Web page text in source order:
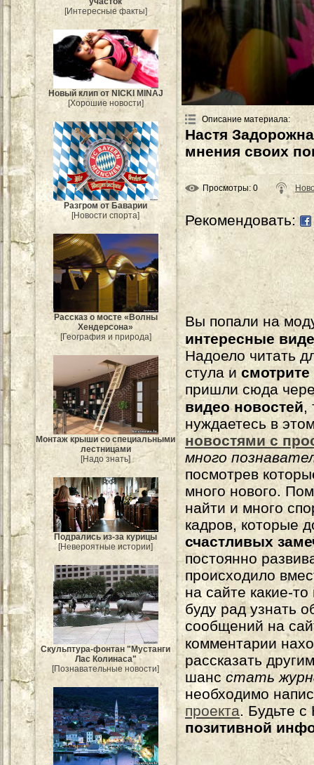
[Интересные факты]
Новый клип от NICKI MINAJ
[Хорошие новости]
Разгром от Баварии
[Новости спорта]
Рассказ о мосте «Волны
Хендерсона»
[География и природа]
Монтаж крыши со специальными
лестницами
[Надо знать]
Подрались из-за курицы
[Невероятные истории]
Скульптура-фонтан "Мустанги
Лас Колинаса"
[Познавательные новости]
Описание материала:
Настя
мнения своих
Просмотры: 0
Рекомендовать:
Вы попали на
интересные
Надоело читать
стула и
пришли сюда
видео новостей,
нуждаетесь в
новостями с
много
посмотрев
много нового.
найти и много
кадров, которые
счастливых
постоянно
происходило
на сайте какие-
буду рад узнать
сообщений на
комментарии
рассказать
шансстать
необходимо
проекта. Будьте
позитивной